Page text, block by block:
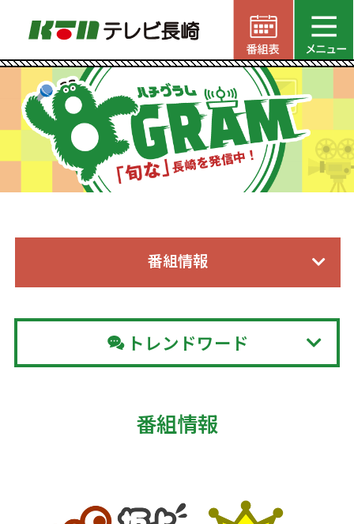
番組情報
トレンドワード
番組情報